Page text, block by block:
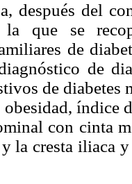
después del
la que se
de
de
de
índice
con cinta
la cresta iliaca